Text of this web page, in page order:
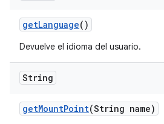
getLanguage()
Devuelve el idioma del usuario.
String
getMountPoint(String name)